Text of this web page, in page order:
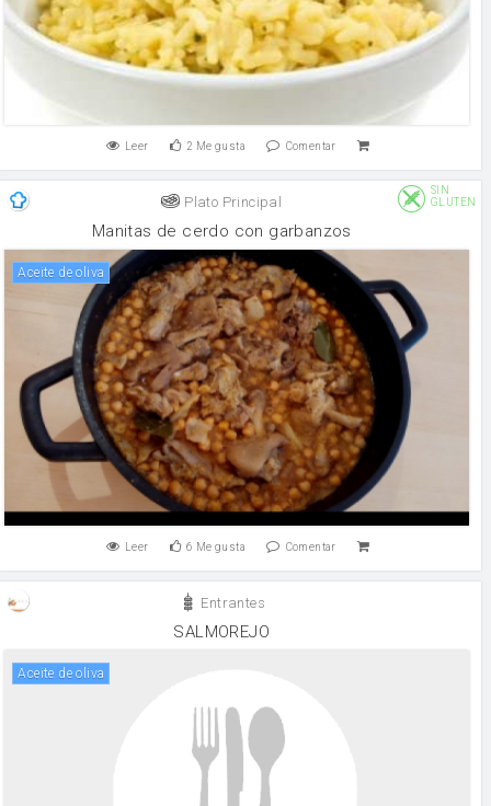
Leer 2 Me gusta Comentar
Plato Principal
SIN
GLUTEN
Manitas de cerdo con garbanzos
aceite de oliva
Leer 6 Me gusta Comentar
Entrantes
SALMOREJO
aceite de oliva